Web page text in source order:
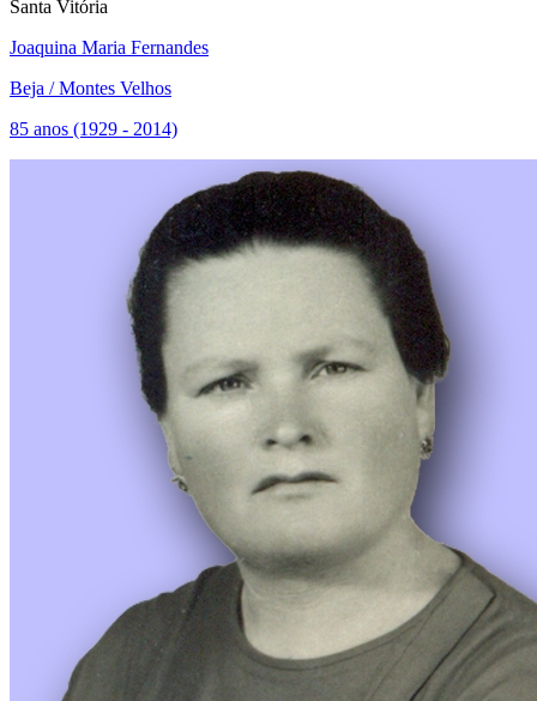
Santa Vitória
Joaquina Maria Fernandes
Beja / Montes Velhos
85 anos (1929 - 2014)